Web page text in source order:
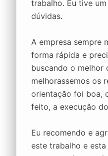
trabalho. Eu tive
dúvidas.
A empresa sempre
forma rápida e
buscando o melhor
melhorassemos os
orientação foi boa,
feito, a execução
Eu recomendo e
este trabalho e